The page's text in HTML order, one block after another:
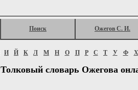
Поиск Ожегов С. И.
И Й К Л М Н О П Р С Т У Ф Х
Толковый словарь Ожегова